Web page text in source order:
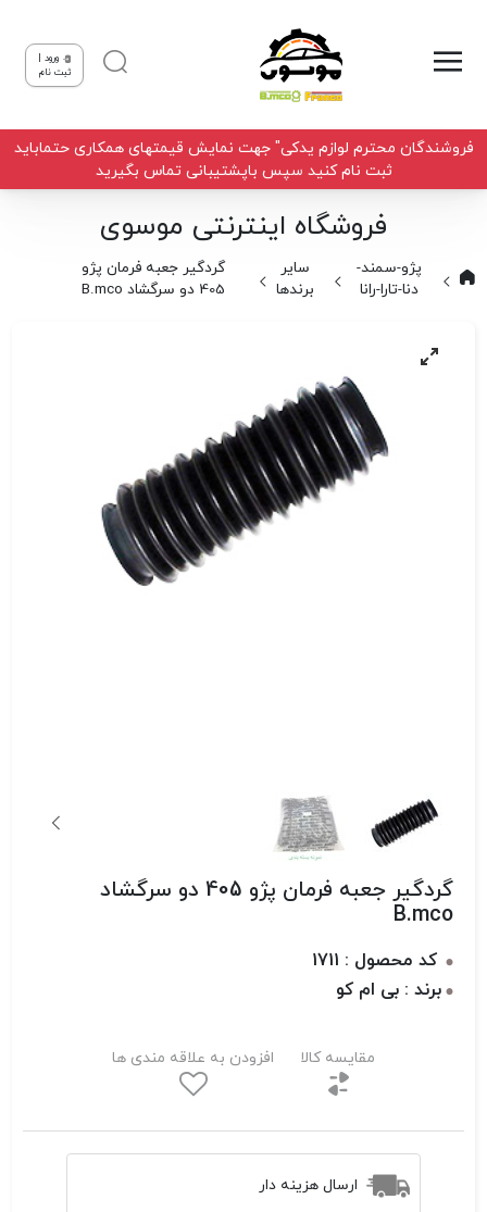
ورود |
ثبت نام
فروشندگان محترم لوازم یدکی" جهت نمایش قیمتهای همکاری حتماباید
ثبت نام کنید سپس باپشتیبانی تماس بگیرید
فروشگاه اینترنتی موسوی
پژو-سمند-
دنا-تارا-رانا
سایر
برندها
گردگیر جعبه فرمان پژو
405 دو سرگشاد B.mco
گردگیر جعبه فرمان پژو 405 دو سرگشاد
B.mco
کد محصول : 1711
برند : بی ام کو
مقایسه کالا افزودن به علاقه مندی ها
ارسال هزینه دار